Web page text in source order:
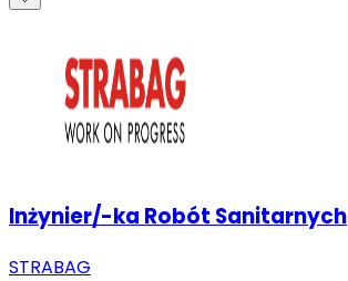
Inżynier/-ka Robót Sanitarnych
STRABAG